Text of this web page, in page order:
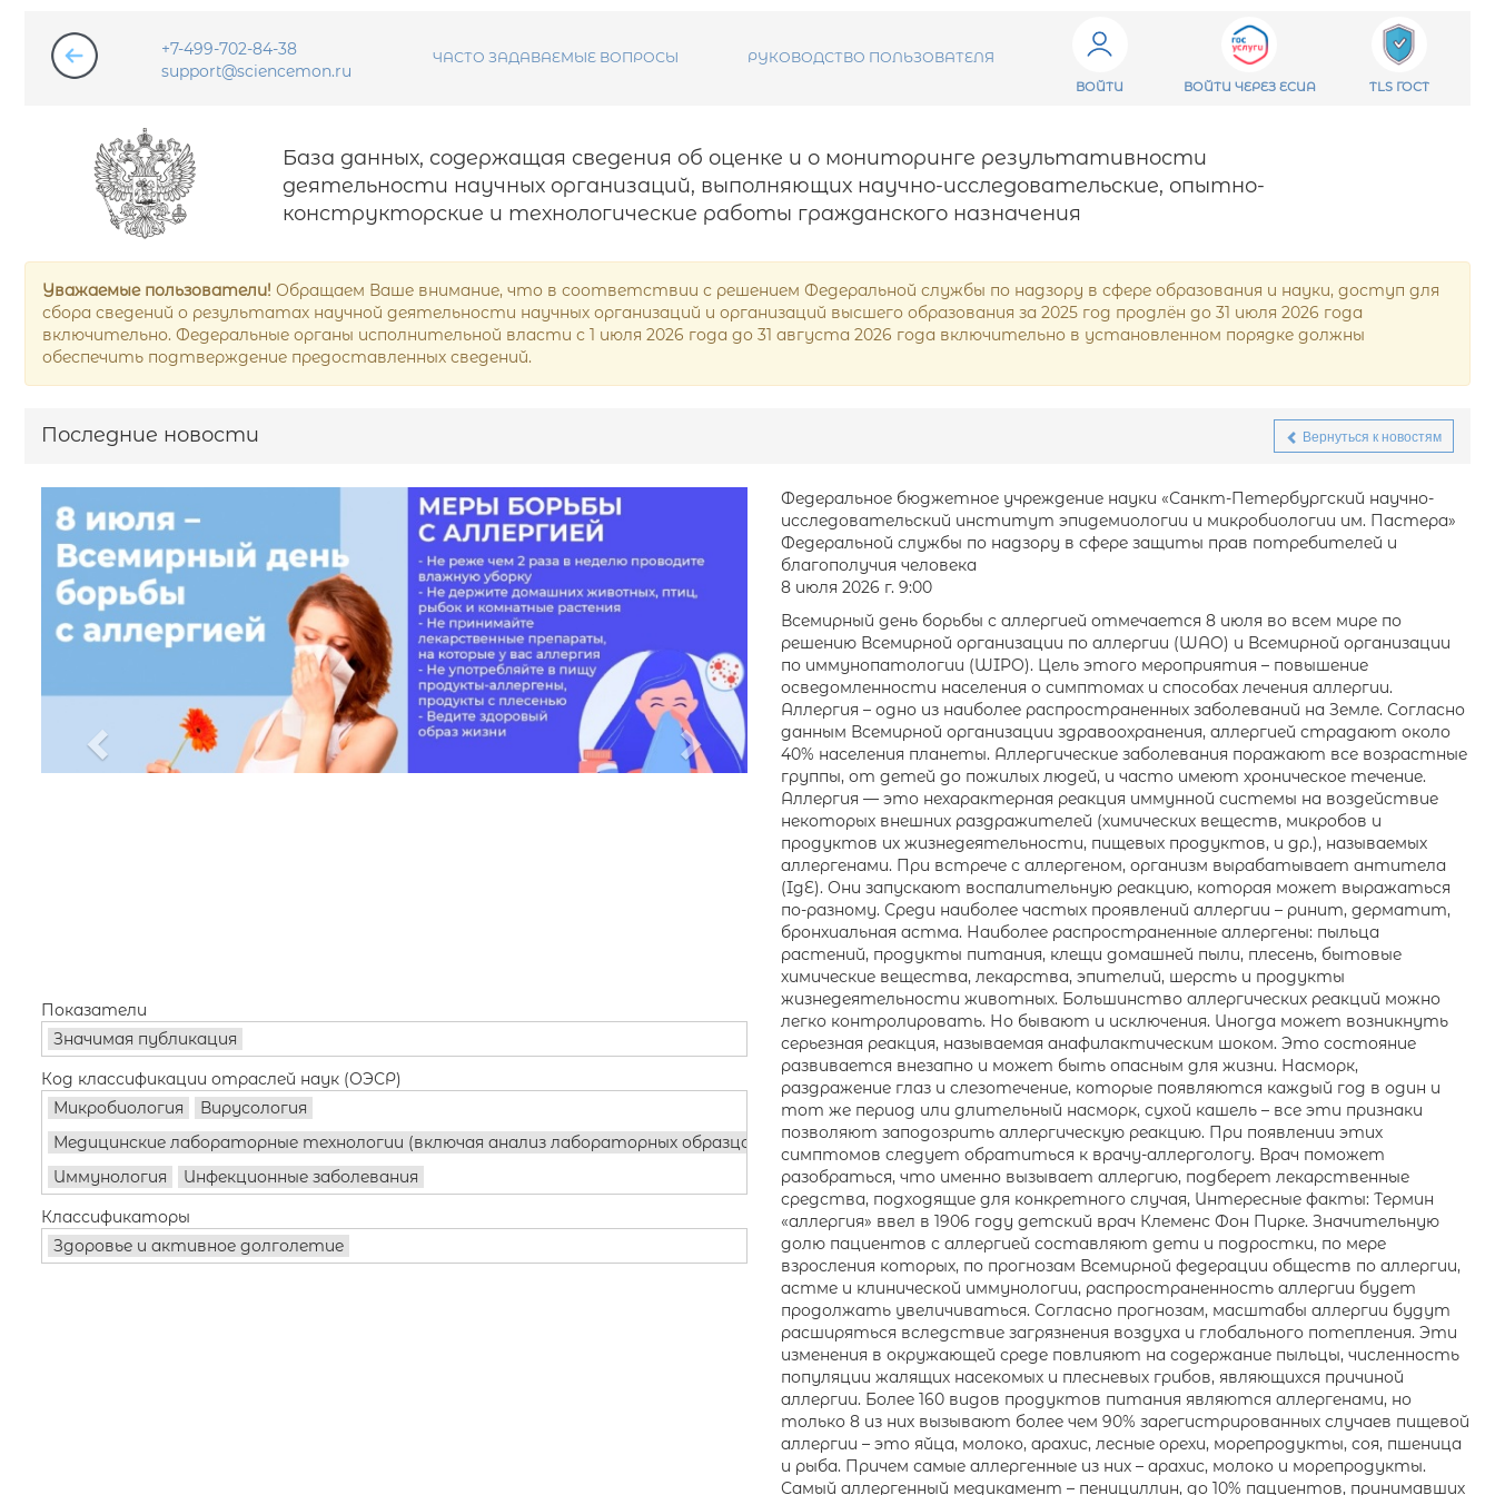
+7-499-702-84-38
support@sciencemon.ru
ЧАСТО ЗАДАВАЕМЫЕ ВОПРОСЫ РУКОВОДСТВО ПОЛЬЗОВАТЕЛЯ
ВОЙТИ ВОЙТИ ЧЕРЕЗ ЕСИА TLS ГОСТ
База данных, содержащая сведения об оценке и о мониторинге результативности
деятельности научных организаций, выполняющих научно-исследовательские, опытно-
конструкторские и технологические работы гражданского назначения
Уважаемые пользователи! Обращаем Ваше внимание, что в соответствии с решением Федеральной службы по надзору в сфере образования и науки, доступ для
сбора сведений о результатах научной деятельности научных организаций и организаций высшего образования за 2025 год продлён до 31 июля 2026 года
включительно. Федеральные органы исполнительной власти с 1 июля 2026 года до 31 августа 2026 года включительно в установленном порядке должны
обеспечить подтверждение предоставленных сведений.
Последние новости Вернуться к новостям
Показатели
Значимая публикация
Код классификации отраслей наук (ОЭСР)
Микробиология
Вирусология
Медицинские лабораторные технологии (включая анализ лабораторных образцов; диагностические технологии) (Биоматериалы относятся к разделу 2.9)
Иммунология
Инфекционные заболевания
Классификаторы
Здоровье и активное долголетие
Федеральное бюджетное учреждение науки «Санкт-Петербургский научно-
исследовательский институт эпидемиологии и микробиологии им. Пастера»
Федеральной службы по надзору в сфере защиты прав потребителей и
благополучия человека
8 июля 2026 г. 9:00
Всемирный день борьбы с аллергией отмечается 8 июля во всем мире по
решению Всемирной организации по аллергии (WAO) и Всемирной организации
по иммунопатологии (WIPO). Цель этого мероприятия – повышение
осведомленности населения о симптомах и способах лечения аллергии.
Аллергия – одно из наиболее распространенных заболеваний на Земле. Согласно
данным Всемирной организации здравоохранения, аллергией страдают около
40% населения планеты. Аллергические заболевания поражают все возрастные
группы, от детей до пожилых людей, и часто имеют хроническое течение.
Аллергия — это нехарактерная реакция иммунной системы на воздействие
некоторых внешних раздражителей (химических веществ, микробов и
продуктов их жизнедеятельности, пищевых продуктов, и др.), называемых
аллергенами. При встрече с аллергеном, организм вырабатывает антитела
(IgE). Они запускают воспалительную реакцию, которая может выражаться
по-разному. Среди наиболее частых проявлений аллергии – ринит, дерматит,
бронхиальная астма. Наиболее распространенные аллергены: пыльца
растений, продукты питания, клещи домашней пыли, плесень, бытовые
химические вещества, лекарства, эпителий, шерсть и продукты
жизнедеятельности животных. Большинство аллергических реакций можно
легко контролировать. Но бывают и исключения. Иногда может возникнуть
серьезная реакция, называемая анафилактическим шоком. Это состояние
развивается внезапно и может быть опасным для жизни. Насморк,
раздражение глаз и слезотечение, которые появляются каждый год в один и
тот же период или длительный насморк, сухой кашель – все эти признаки
позволяют заподозрить аллергическую реакцию. При появлении этих
симптомов следует обратиться к врачу-аллергологу. Врач поможет
разобраться, что именно вызывает аллергию, подберет лекарственные
средства, подходящие для конкретного случая, Интересные факты: Термин
«аллергия» ввел в 1906 году детский врач Клеменс Фон Пирке. Значительную
долю пациентов с аллергией составляют дети и подростки, по мере
взросления которых, по прогнозам Всемирной федерации обществ по аллергии,
астме и клинической иммунологии, распространенность аллергии будет
продолжать увеличиваться. Согласно прогнозам, масштабы аллергии будут
расширяться вследствие загрязнения воздуха и глобального потепления. Эти
изменения в окружающей среде повлияют на содержание пыльцы, численность
популяции жалящих насекомых и плесневых грибов, являющихся причиной
аллергии. Более 160 видов продуктов питания являются аллергенами, но
только 8 из них вызывают более чем 90% зарегистрированных случаев пищевой
аллергии – это яйца, молоко, арахис, лесные орехи, морепродукты, соя, пшеница
и рыба. Причем самые аллергенные из них – арахис, молоко и морепродукты.
Самый аллергенный медикамент – пенициллин, до 10% пациентов, принимавших